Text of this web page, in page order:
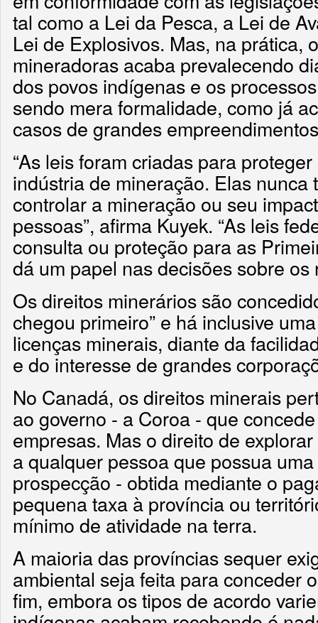
tal como a Lei da Pesca, a Lei de
Lei de Explosivos. Mas, na prática,
mineradoras acaba prevalecendo
dos povos indígenas e os
sendo mera formalidade, como já
casos de grandes
“As leis foram criadas para
indústria de mineração. Elas nunca
controlar a mineração ou seu
pessoas”, afirma Kuyek. “As leis
consulta ou proteção para as
dá um papel nas decisões sobre os
Os direitos minerários são
chegou primeiro” e há inclusive
licenças minerais, diante da
e do interesse de grandes
No Canadá, os direitos minerais
ao governo - a Coroa - que
empresas. Mas o direito de
a qualquer pessoa que possua
prospecção - obtida mediante o
pequena taxa à província ou
mínimo de atividade na terra.
A maioria das províncias sequer
ambiental seja feita para conceder
fim, embora os tipos de acordo